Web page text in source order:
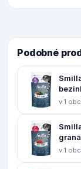
Podobné
v 1
v 1